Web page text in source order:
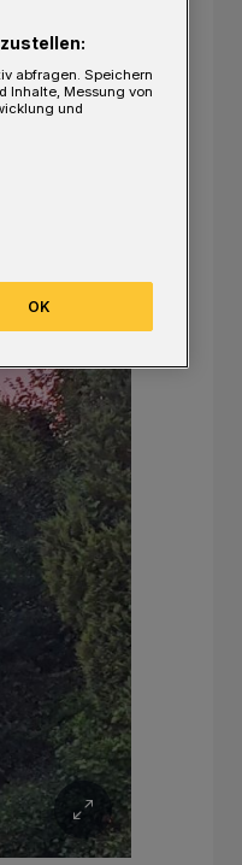
abfragen. Speichern
Inhalte, Messung von
und
OK